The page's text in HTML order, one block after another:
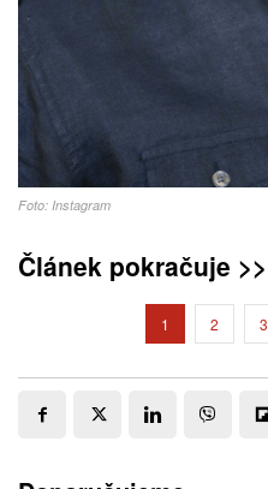
Foto: Instagram
Článek pokračuje >>
1 2 3